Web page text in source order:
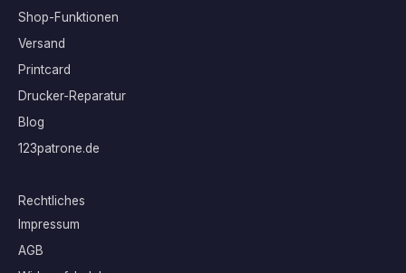
Shop-Funktionen
Versand
Printcard
Drucker-Reparatur
Blog
123patrone.de
Rechtliches
Impressum
AGB